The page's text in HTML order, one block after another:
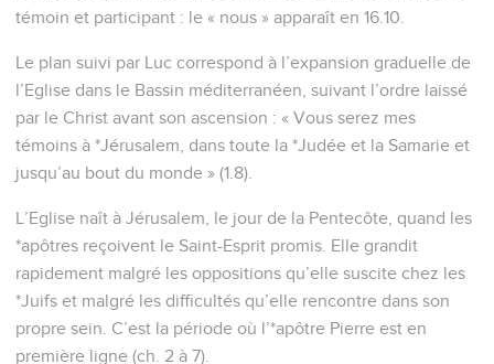
témoin et participant : le « nous » apparaît en 16.10.
Le plan suivi par Luc correspond à l’expansion graduelle de
l’Eglise dans le Bassin méditerranéen, suivant l’ordre laissé
par le Christ avant son ascension : « Vous serez mes
témoins à *Jérusalem, dans toute la *Judée et la Samarie et
jusqu’au bout du monde » (1.8).
L’Eglise naît à Jérusalem, le jour de la Pentecôte, quand les
*apôtres reçoivent le Saint-Esprit promis. Elle grandit
rapidement malgré les oppositions qu’elle suscite chez les
*Juifs et malgré les difficultés qu’elle rencontre dans son
propre sein. C’est la période où l’*apôtre Pierre est en
première ligne (ch. 2 à 7).